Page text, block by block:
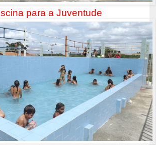
para a Juventude